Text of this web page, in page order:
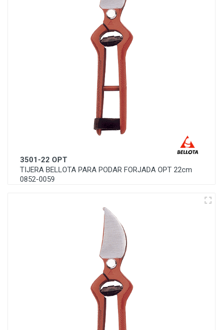
3501-22 OPT
TIJERA BELLOTA PARA PODAR FORJADA OPT 22cm
0852-0059